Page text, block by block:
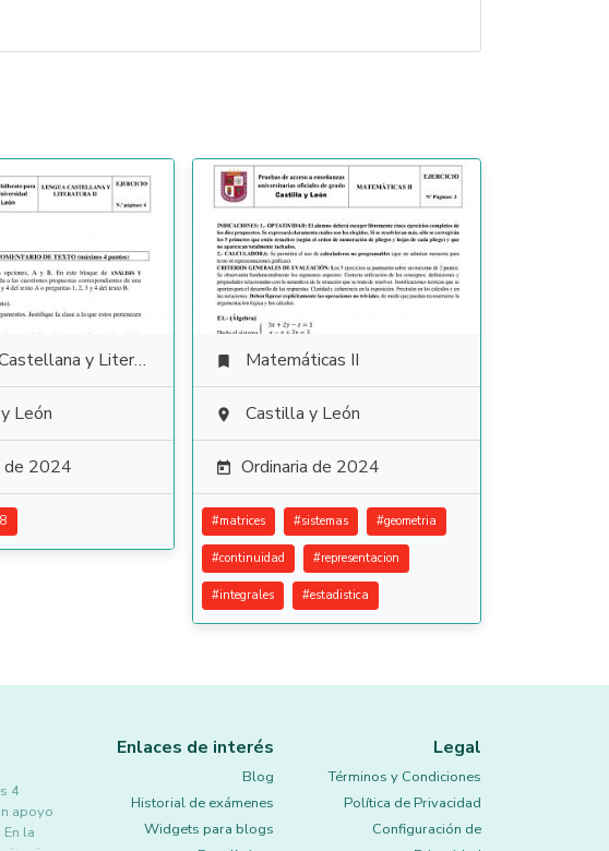
y Literatura
León
de 2024
 Matemáticas II
 Castilla y León
 Ordinaria de 2024
#matrices #sistemas #geometria
#continuidad #representacion
#integrales #estadistica
4
apoyo
la
Enlaces de interés
Blog
Historial de exámenes
Widgets para blogs
Legal
Términos y Condiciones
Política de Privacidad
Configuración de